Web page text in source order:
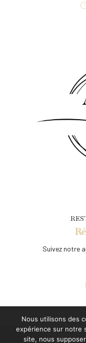
Suivez notre
Nous utilisons des
expérience sur notre
site, nous